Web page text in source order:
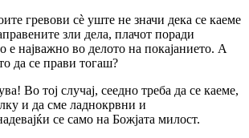
гревови сѐ уште не значи дека се каеме
зли дела, плачот поради
e најважно во делото на покајанието. A
да се прави тогаш?
Во тој случај, сеедно треба да се каеме,
и да сме ладнокрвни и
се само на Божјата милост.